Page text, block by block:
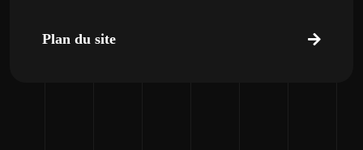
Plan du site